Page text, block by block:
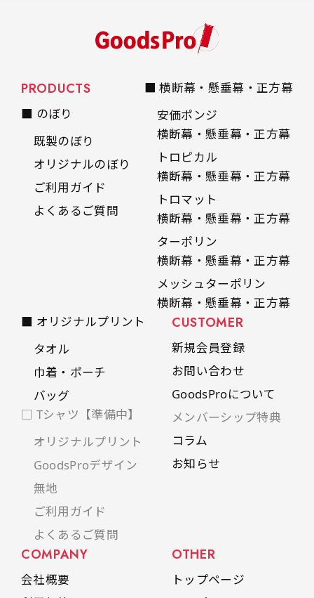
PRODUCTS
■ のぼり
既製のぼり
オリジナルのぼり
ご利用ガイド
よくあるご質問
■ 横断幕・懸垂幕・正方幕
安価ポンジ
横断幕・懸垂幕・正方幕
トロピカル
横断幕・懸垂幕・正方幕
トロマット
横断幕・懸垂幕・正方幕
ターポリン
横断幕・懸垂幕・正方幕
メッシュターポリン
横断幕・懸垂幕・正方幕
■ オリジナルプリント
タオル
巾着・ポーチ
バッグ
□ Tシャツ【準備中】
オリジナルプリント
GoodsProデザイン
無地
ご利用ガイド
よくあるご質問
CUSTOMER
新規会員登録
お問い合わせ
GoodsProについて
メンバーシップ特典
コラム
お知らせ
COMPANY
会社概要
OTHER
トップページ